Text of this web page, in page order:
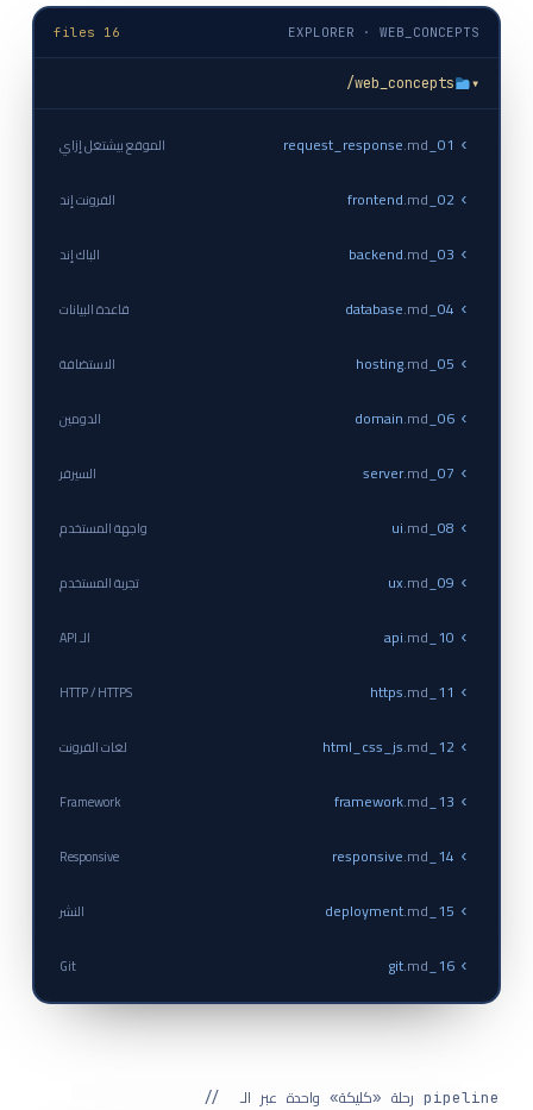
EXPLORER · WEB_CONCEPTS
16 files
▾
web_concepts/
›
01_request_response
.md الموقع بيشتغل إزاي
›
02_frontend
.md الفرونت إند
›
03_backend
.md الباك إند
›
04_database
.md قاعدة البيانات
›
05_hosting
.md الاستضافة
›
06_domain
.md الدومين
›
07_server
.md السيرفر
›
08_ui
.md واجهة المستخدم
›
09_ux
.md تجربة المستخدم
›
10_api
.md الـ API
›
11_https
.md
HTTP / HTTPS
›
12_html_css_js
.md لغات الفرونت
›
13_framework
.md
Framework
›
14_responsive
.md
Responsive
›
15_deployment
.md النشر
›
16_git
.md
Git
// رحلة «كليكة» واحدة عبر الـ pipeline